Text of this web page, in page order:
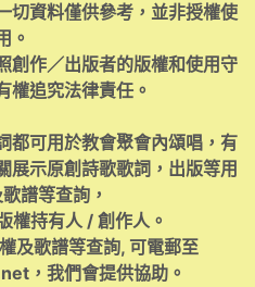
切資料僅供參考，並非授權使
。
創作／出版者的版權和使用守
權追究法律責任。
都可用於教會聚會內頌唱，有
展示原創詩歌歌詞，出版等用
譜等查詢，
權持有人 / 創作人。
及歌譜等查詢, 可電郵至
，我們會提供協助。